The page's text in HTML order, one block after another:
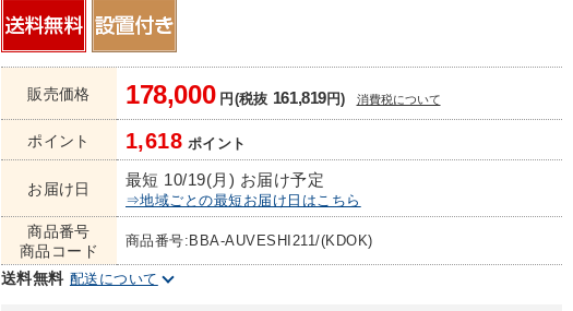
販売価格 178,000円(税抜 161,819円) 消費税について
ポイント 1,618 ポイント
お届け日 最短 10/19(月) お届け予定
⇒地域ごとの最短お届け日はこちら
商品番号
商品コード
商品番号:BBA-AUVESHI211/(KDOK)
送料無料 配送について